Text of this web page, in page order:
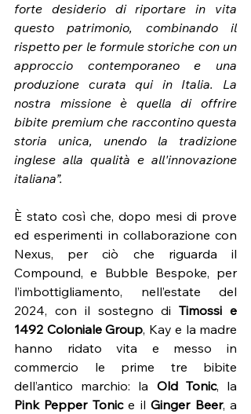
forte desiderio di riportare in vita
questo patrimonio, combinando il
rispetto per le formule storiche con un
approccio contemporaneo e una
produzione curata qui in Italia. La
nostra missione è quella di offrire
bibite premium che raccontino questa
storia unica, unendo la tradizione
inglese alla qualità e all'innovazione
italiana”.
È stato così che, dopo mesi di prove
ed esperimenti in collaborazione con
Nexus, per ciò che riguarda il
Compound, e Bubble Bespoke, per
l’imbottigliamento, nell’estate del
2024, con il sostegno di Timossi e
1492 Coloniale Group, Kay e la madre
hanno ridato vita e messo in
commercio le prime tre bibite
dell’antico marchio: la Old Tonic
Pink Pepper Tonic e il Ginger Beer, a